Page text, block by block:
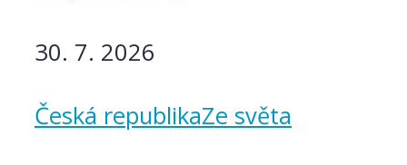
30. 7. 2026
Česká republikaZe světa